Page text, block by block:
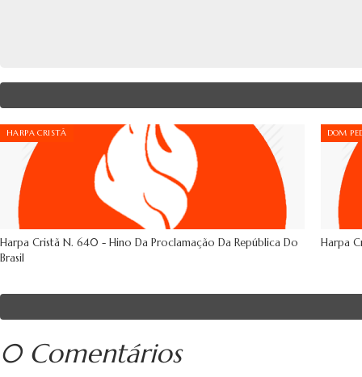
HARPA CRISTÃ
Harpa Cristã N. 640 - Hino Da Proclamação Da República Do
Brasil
DOM
Harpa
0 Comentários